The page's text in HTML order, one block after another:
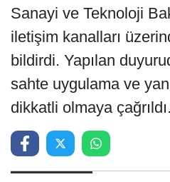
Sanayi ve Teknoloji
iletişim kanalları
bildirdi. Yapılan
sahte uygulama ve
dikkatli olmaya çağrıldı.